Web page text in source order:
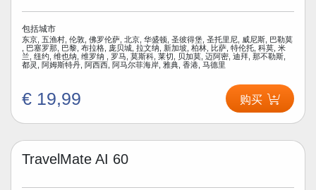
包括城市
东京, 五渔村, 伦敦, 佛罗伦萨, 北京, 华盛顿, 圣彼得堡, 圣托里尼, 威尼斯, 巴勒莫
, 巴塞罗那, 巴黎, 布拉格, 庞贝城, 拉文纳, 新加坡, 柏林, 比萨, 特伦托, 科莫, 米
兰, 纽约, 维也纳, 维罗纳 , 罗马, 莫斯科, 莱切, 贝加莫, 迈阿密, 迪拜, 那不勒斯,
都灵, 阿姆斯特丹, 阿西西, 阿马尔菲海岸, 雅典, 香港, 马德里
€ 19,99 购买
TravelMate AI 60